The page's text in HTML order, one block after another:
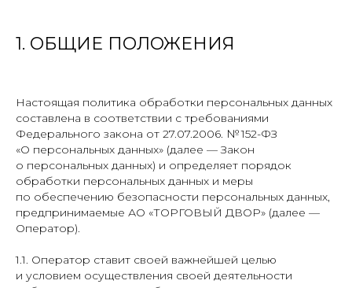
1. ОБЩИЕ ПОЛОЖЕНИЯ
Настоящая политика обработки персональных данных
составлена в соответствии с требованиями
Федерального закона от 27.07.2006. № 152-ФЗ
«О персональных данных» (далее — Закон
о персональных данных) и определяет порядок
обработки персональных данных и меры
по обеспечению безопасности персональных данных,
предпринимаемые АО «ТОРГОВЫЙ ДВОР» (далее —
Оператор).
1.1. Оператор ставит своей важнейшей целью
и условием осуществления своей деятельности